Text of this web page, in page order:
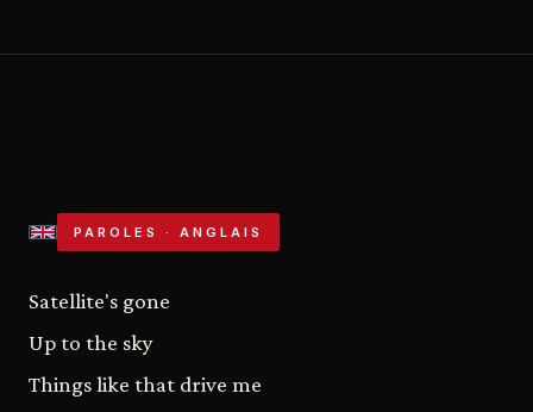
PAROLES · ANGLAIS
Satellite's gone
Up to the sky
Things like that drive me